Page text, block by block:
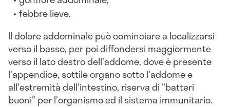
febbre lieve.
Il dolore addominale può cominciare a localizzarsi
verso il basso, per poi diffondersi maggiormente
verso il lato destro dell'addome, dove è presente
l'appendice, sottile organo sotto l'addome e
all'estremità dell'intestino, riserva di "batteri
buoni" per l'organismo ed il sistema immunitario.